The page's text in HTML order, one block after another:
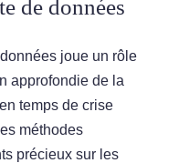
de données
joue un rôle
approfondie de la
temps de crise
méthodes
précieux sur les